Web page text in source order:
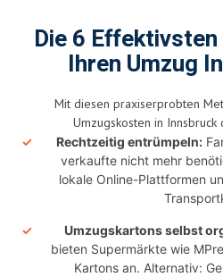
Die 6
Ihren Umzug
Mit diesen praxiserprobten
Umzugskosten in
Rechtzeitig entrümpeln:
verkaufte nicht mehr
lokale Online-Plattformen
Umzugskartons selbst
bieten Supermärkte wie
Kartons an. Alternativ: